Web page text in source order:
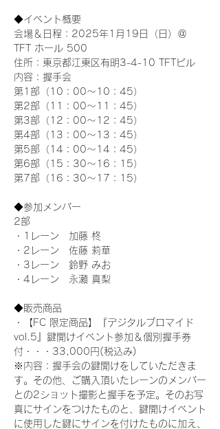
◆イベント概要
会場＆日程：2025年1月19日（日）＠
TFT ホール 500
住所：東京都江東区有明3-4-10 TFTビル
内容：握手会
第1部（10：00～10：45）
第2部（11：00～11：45）
第3部（12：00～12：45）
第4部（13：00～13：45）
第5部（14：00～14：45）
第6部（15：30～16：15）
第7部（16：30～17：15）
◆参加メンバー
2部
・1レーン　加藤 柊
・2レーン　佐藤 莉華
・3レーン　鈴野 みお
・4レーン　永瀬 真梨
◆販売商品
・【FC 限定商品】『デジタルブロマイド
vol.5』鍵開けイベント参加＆個別握手券
付・・・33,000円(税込み)
※内容：握手会の鍵開けをしていただきま
す。その他、ご購入頂いたレーンのメンバー
との2ショット撮影と握手を予定。そのお写
真にサインをつけたものと、鍵開けイベント
に使用した鍵にサインを付けたものに加え、